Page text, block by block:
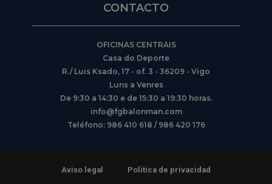
CONTACTO
OFICINAS CENTRAIS
Casa do Deporte
R./ Luis Ksado, 17 - of. 3 - 36209 - Vigo
Luns a Venres
De 9:30 a 14:30 e de 15:30 a 19:30 horas.
info@fgbalonman.com
Teléfono: 986 410 618 / 986 420 176
Aviso legal Política de privacidad